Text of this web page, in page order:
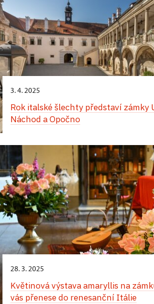
3. 4. 2025
Rok italské šlechty představí zámky
Náchod a Opočno
28. 3. 2025
Květinová výstava amaryllis na
vás přenese do renesanční Itálie